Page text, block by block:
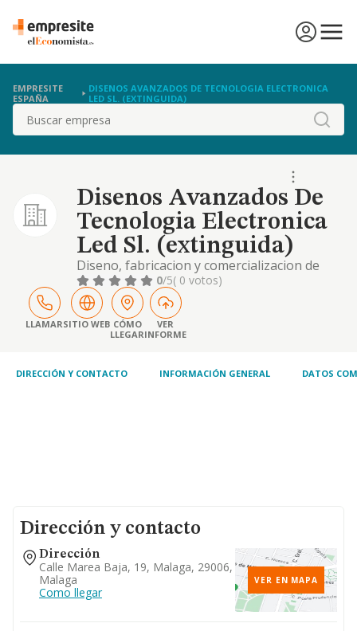
EMPRESITE
ESPAÑA
DISENOS AVANZADOS DE TECNOLOGIA ELECTRONICA
LED SL. (EXTINGUIDA)
Buscar
Disenos Avanzados De
Tecnologia Electronica
Led Sl. (extinguida)
Diseno, fabricacion y comercializacion de
dispositivos electronicos, basados en diodos
led, asi como el estudio e implantacion de
instalaciones de sistemas de iluminacion
basados en diodos led.
0/5( 0 votos)
LLAMARSITIO WEB CÓMO
LLEGAR
VER
INFORME
DIRECCIÓN Y CONTACTO INFORMACIÓN GENERAL DATOS
Dirección y contacto
Dirección
Calle Marea Baja, 19, Malaga, 29006,
Malaga
Como llegar
VER EN MAPA